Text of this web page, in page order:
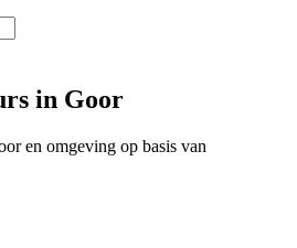
in Goor
en omgeving op basis van